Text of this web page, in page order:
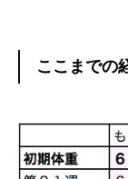
ここまでの